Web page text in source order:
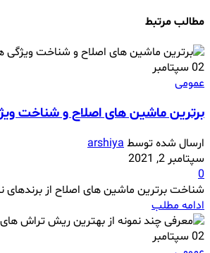
مطالب مرتبط
02 سپتامبر
عمومی
برترین ماشین های اصلاح و شناخت
ارسال شده توسطarshiya
سپتامبر 2, 2021
0
شناخت برترین ماشین های اصلاح از برندهای
ادامه مطلب
02 سپتامبر